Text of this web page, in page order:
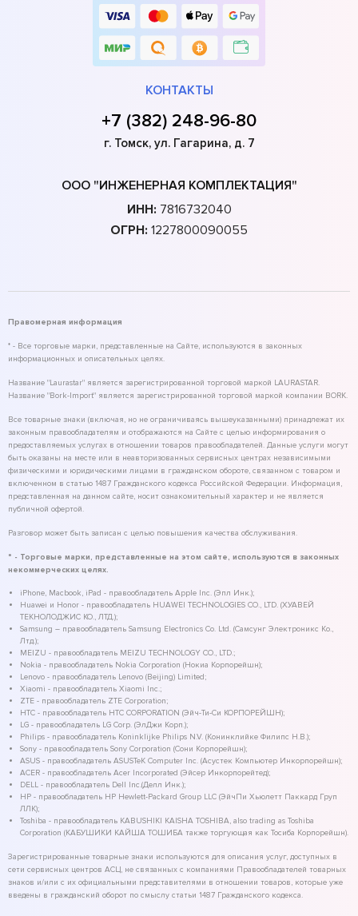
КОНТАКТЫ
+7 (382) 248-96-80
г. Томск, ул. Гагарина, д. 7
ООО "ИНЖЕНЕРНАЯ КОМПЛЕКТАЦИЯ"
ИНН: 7816732040
ОГРН: 1227800090055
Правомерная информация
* - Все торговые марки, представленные на Сайте, используются в законных
информационных и описательных целях.
Название "Laurastar" является зарегистрированной торговой маркой LAURASTAR.
Название "Bork-Import" является зарегистрированной торговой маркой компании BORK.
Все товарные знаки (включая, но не ограничиваясь вышеуказанными) принадлежат их
законным правообладателям и отображаются на Сайте с целью информирования о
предоставляемых услугах в отношении товаров правообладателей. Данные услуги могут
быть оказаны на месте или в неавторизованных сервисных центрах независимыми
физическими и юридическими лицами в гражданском обороте, связанном с товаром и
включенном в статью 1487 Гражданского кодекса Российской Федерации. Информация,
представленная на данном сайте, носит ознакомительный характер и не является
публичной офертой.
Разговор может быть записан с целью повышения качества обслуживания.
* - Торговые марки, представленные на этом сайте, используются в законных
некоммерческих целях.
iPhone, Macbook, iPad - правообладатель Apple Inc. (Эпл Инк.);
Huawei и Honor - правообладатель HUAWEI TECHNOLOGIES CO., LTD. (ХУАВЕЙ
ТЕКНОЛОДЖИС КО., ЛТД.);
Samsung – правообладатель Samsung Electronics Co. Ltd. (Самсунг Электроникс Ко.,
Лтд.);
MEIZU - правообладатель MEIZU TECHNOLOGY CO., LTD.;
Nokia - правообладатель Nokia Corporation (Нокиа Корпорейшн);
Lenovo - правообладатель Lenovo (Beijing) Limited;
Xiaomi - правообладатель Xiaomi Inc.;
ZTE - правообладатель ZTE Corporation;
HTC - правообладатель HTC CORPORATION (Эйч-Ти-Си КОРПОРЕЙШН);
LG - правообладатель LG Corp. (ЭлДжи Корп.);
Philips - правообладатель Koninklijke Philips N.V. (Конинклийке Филипс Н.В.);
Sony - правообладатель Sony Corporation (Сони Корпорейшн);
ASUS - правообладатель ASUSTeK Computer Inc. (Асустек Компьютер Инкорпорейшн);
ACER - правообладатель Acer Incorporated (Эйсер Инкорпорейтед);
DELL - правообладатель Dell Inc.(Делл Инк.);
HP - правообладатель HP Hewlett-Packard Group LLC (ЭйчПи Хьюлетт Паккард Груп
ЛЛК);
Toshiba - правообладатель KABUSHIKI KAISHA TOSHIBA, also trading as Toshiba
Corporation (КАБУШИКИ КАЙША ТОШИБА также торгующая как Тосиба Корпорейшн).
Зарегистрированные товарные знаки используются для описания услуг, доступных в
сети сервисных центров АСЦ, не связанных с компаниями Правообладателей товарных
знаков и/или с их официальными представителями в отношении товаров, которые уже
введены в гражданский оборот по смыслу статьи 1487 Гражданского кодекса.